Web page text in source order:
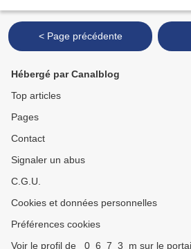
< Page précédente
Hébergé par Canalblog
Top articles
Pages
Contact
Signaler un abus
C.G.U.
Cookies et données personnelles
Préférences cookies
Voir le profil de _0_6_7_3_m sur le